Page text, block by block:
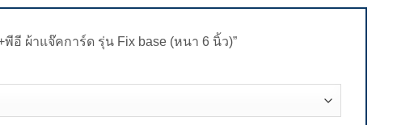
อี ผ้าแจ๊คการ์ด รุ่น Fix base (หนา 6 นิ้ว)”